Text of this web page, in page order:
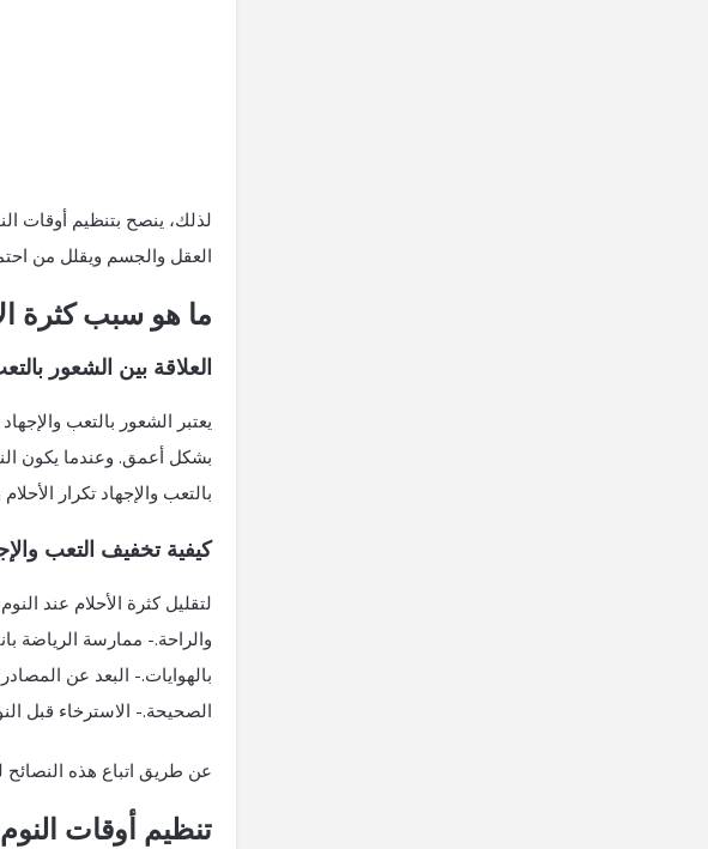
لذلك، ينصح بتنظيم أوقات
العقل والجسم ويقلل من
ما هو سبب كثرة
العلاقة بين الشعور
يعتبر الشعور بالتعب
بشكل أعمق. وعندما يكون
بالتعب والإجهاد تكرار
كيفية تخفيف التعب
لتقليل كثرة الأحلام عند
والراحة.- ممارسة الرياضة
بالهوايات.- البعد عن
الصحيحة.- الاسترخاء قبل
عن طريق اتباع هذه النصائح
تنظيم أوقات